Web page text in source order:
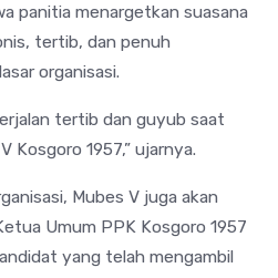
panitia menargetkan suasana
tertib, dan penuh
organisasi.
tertib dan guyub saat
Kosgoro 1957,” ujarnya.
Mubes V juga akan
Umum PPK Kosgoro 1957
yang telah mengambil